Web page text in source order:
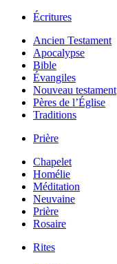
Écritures
Ancien Testament
Apocalypse
Bible
Évangiles
Nouveau testament
Pères de l’Église
Traditions
Prière
Chapelet
Homélie
Méditation
Neuvaine
Prière
Rosaire
Rites